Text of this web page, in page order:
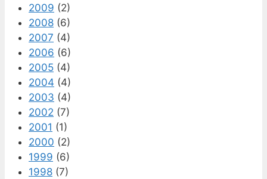
2009 (2)
2008 (6)
2007 (4)
2006 (6)
2005 (4)
2004 (4)
2003 (4)
2002 (7)
2001 (1)
2000 (2)
1999 (6)
1998 (7)